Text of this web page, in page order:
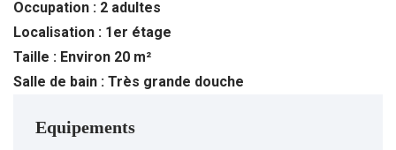
Occupation : 2 adultes
Localisation : 1er étage
Taille : Environ 20 m²
Salle de bain : Très grande douche
Equipements